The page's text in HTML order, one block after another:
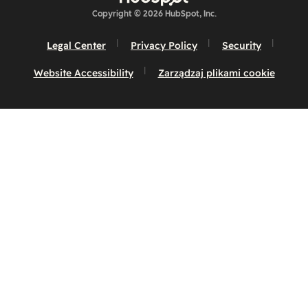
Copyright © 2026 HubSpot, Inc.
Legal Center Privacy Policy Security
Website Accessibility Zarządzaj plikami cookie